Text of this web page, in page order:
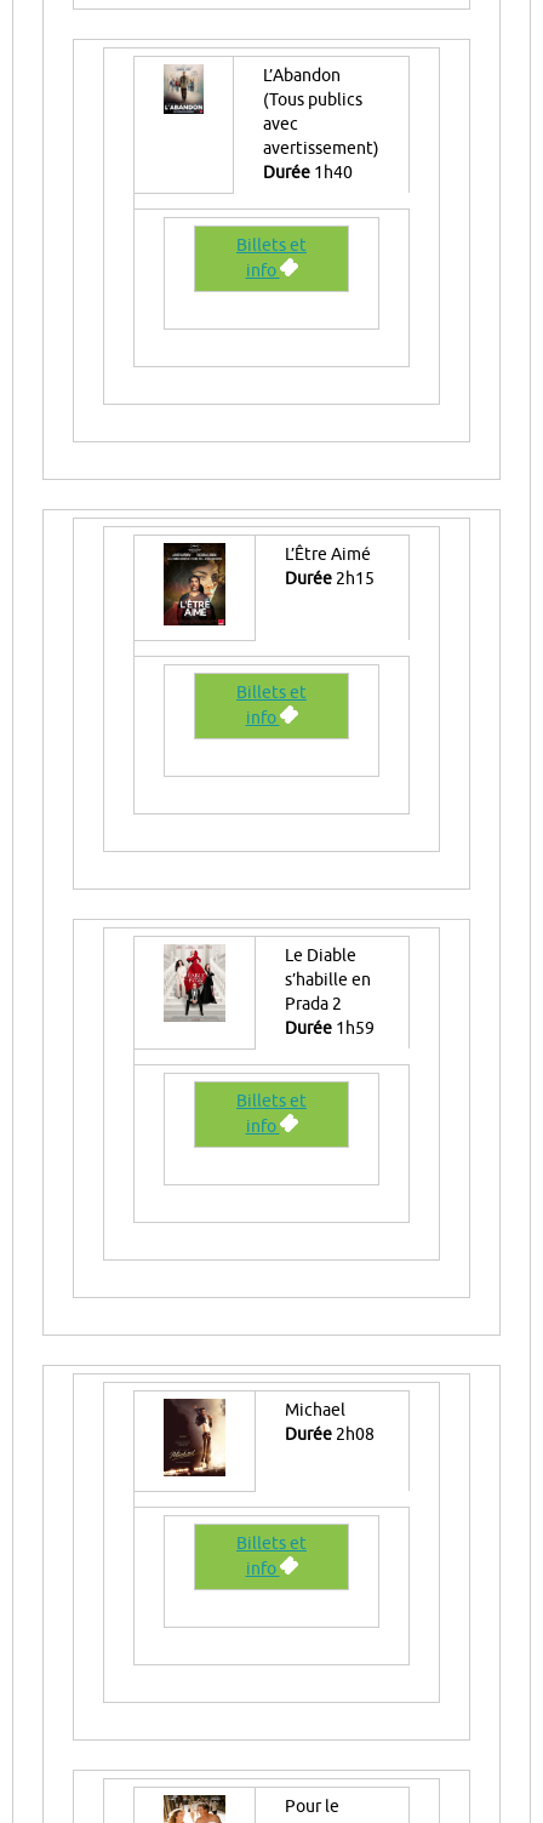
L’Abandon
(Tous publics
avec
avertissement)
Durée 1h40
Billets et
info
L’Être Aimé
Durée 2h15
Billets et
info
Le Diable
s’habille en
Prada 2
Durée 1h59
Billets et
info
Michael
Durée 2h08
Billets et
info
Pour le